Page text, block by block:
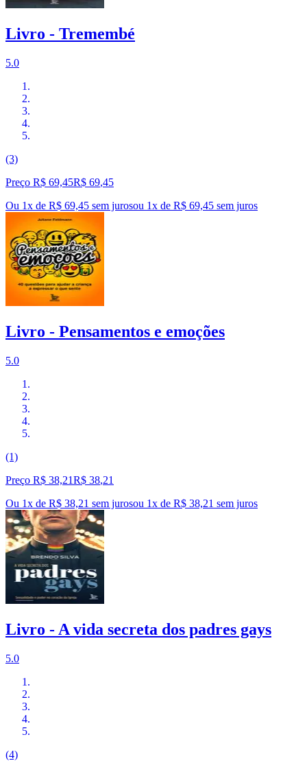
Livro - Tremembé
5.0
(3)
Preço R$ 69,45R$ 69,45
Ou 1x de R$ 69,45 sem jurosou 1x de R$ 69,45 sem juros
Livro - Pensamentos e emoções
5.0
(1)
Preço R$ 38,21R$ 38,21
Ou 1x de R$ 38,21 sem jurosou 1x de R$ 38,21 sem juros
Livro - A vida secreta dos padres gays
5.0
(4)